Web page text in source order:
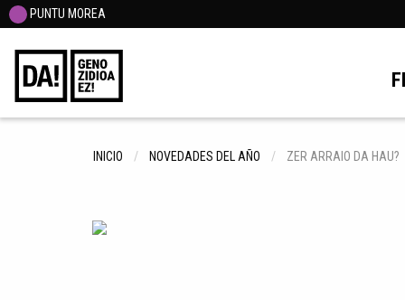
PUNTU MOREA
INICIO NOVEDADES DEL AÑO ZER ARRAIO DA HAU?